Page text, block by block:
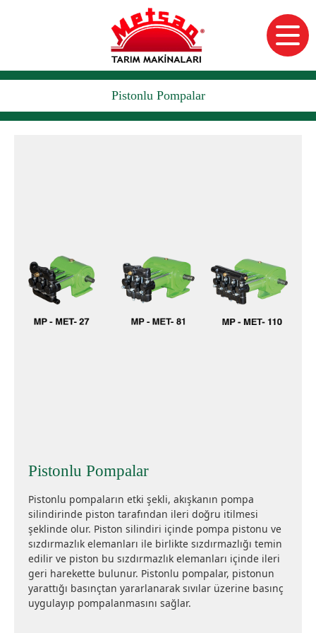
Pistonlu Pompalar
Pistonlu Pompalar
Pistonlu pompaların etki şekli, akışkanın pompa
silindirinde piston tarafından ileri doğru itilmesi
şeklinde olur. Piston silindiri içinde pompa pistonu ve
sızdırmazlık elemanları ile birlikte sızdırmazlığı temin
edilir ve piston bu sızdırmazlık elemanları içinde ileri
geri harekette bulunur. Pistonlu pompalar, pistonun
yarattığı basınçtan yararlanarak sıvılar üzerine basınç
uygulayıp pompalanmasını sağlar.